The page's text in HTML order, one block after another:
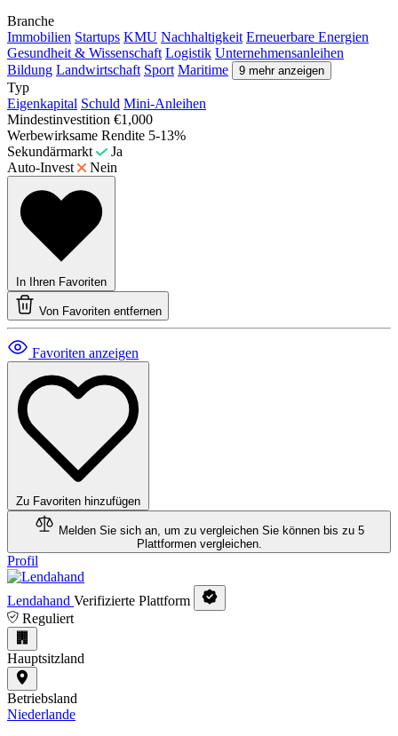
Branche
Immobilien Startups KMU Nachhaltigkeit Erneuerbare Energien
Gesundheit & Wissenschaft Logistik Unternehmensanleihen
Bildung Landwirtschaft Sport Maritime 9 mehr anzeigen
Typ
Eigenkapital Schuld Mini-Anleihen
Mindestinvestition €1,000
Werbewirksame Rendite 5-13%
Sekundärmarkt
Ja
Auto-Invest
Nein
In Ihren Favoriten
Von Favoriten entfernen
Favoriten anzeigen
Zu Favoriten hinzufügen
Melden Sie sich an, um zu vergleichen Sie können bis zu 5
Plattformen vergleichen.
Profil
Lendahand Verifizierte Plattform
Reguliert
Hauptsitzland
Betriebsland
Niederlande